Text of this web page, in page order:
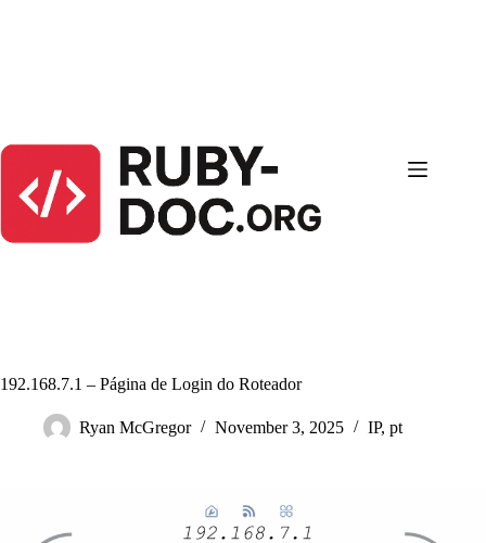
192.168.7.1 – Página de Login do Roteador
Ryan McGregor November 3, 2025 IP, pt